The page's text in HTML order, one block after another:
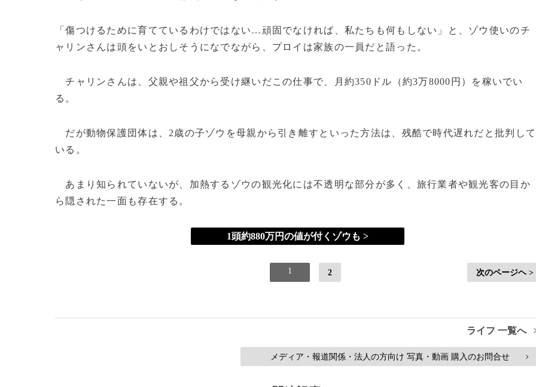
「傷つけるために育てているわけではない…頑固でなければ、私たちも何もしない」と、ゾウ使いのチ
ャリンさんは頭をいとおしそうになでながら、プロイは家族の一員だと語った。
チャリンさんは、父親や祖父から受け継いだこの仕事で、月約350ドル（約3万8000円）を稼いでい
る。
だが動物保護団体は、2歳の子ゾウを母親から引き離すといった方法は、残酷で時代遅れだと批判して
いる。
あまり知られていないが、加熱するゾウの観光化には不透明な部分が多く、旅行業者や観光客の目か
ら隠された一面も存在する。
1頭約880万円の値が付くゾウも >
1 2 次のページヘ >
ライフ 一覧へ
メディア・報道関係・法人の方向け 写真・動画 購入のお問合せ >